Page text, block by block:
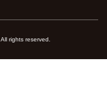
rights reserved.